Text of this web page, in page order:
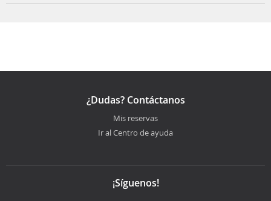
¿Dudas? Contáctanos
Mis reservas
Ir al Centro de ayuda
¡Síguenos!